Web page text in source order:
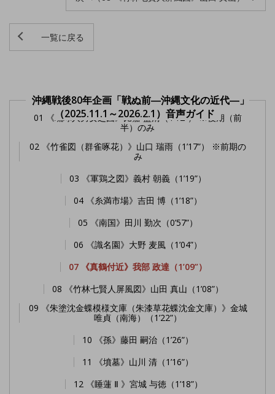
一覧に戻る
沖縄戦後80年企画「戦ぬ前―沖縄文化の近代―」
（2025.11.1～2026.2.1）音声ガイド
01 《琉球人男女之図》比嘉 盛清（1’12”） ※後期（前
半）のみ
02 《竹雀図（群雀啄花）》山口 瑞雨（1’17”） ※前期の
み
03 《軍鶏之図》義村 朝義（1’19”）
04 《糸満市場》吉田 博（1’18”）
05 《南国》田川 勤次（0’57”）
06 《識名園》大野 麦風（1’04”）
07 《真鶴付近》我部 政達（1’09”）
08 《竹林七賢人屏風図》山田 真山（1’08”）
09 《朱塗沈金蝶模様文庫（朱漆草花蝶沈金文庫）》金城
唯貞（南海）（1’22”）
10 《孫》藤田 嗣治（1’26”）
11 《墳墓》山川 清（1’16”）
12 《睡蓮 Ⅱ 》宮城 与徳（1’18”）